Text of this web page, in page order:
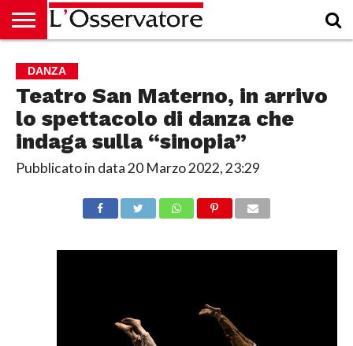
CULTURA
ECONOMIA
RUBRICHE
ARCHIVIO
PODCAST
ABBONAMENTO
CHI
SIAMO
ACCEDI
DANZA
Teatro San Materno, in arrivo
lo spettacolo di danza che
indaga sulla “sinopia”
Pubblicato in data20 Marzo 2022, 23:29